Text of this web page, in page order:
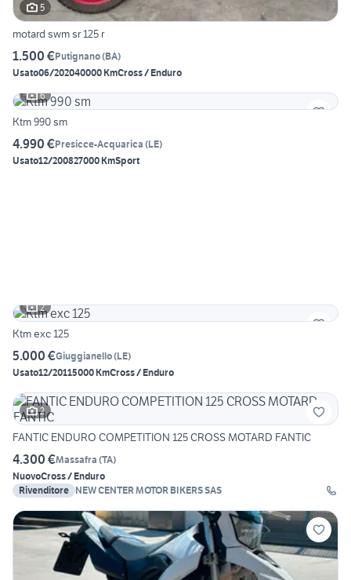
5
motard swm sr 125 r
1.500 €Putignano(BA)
Usato06/202040000 KmCross / Enduro
6
Ktm 990 sm
4.990 €Presicce-Acquarica (LE)
Usato12/200827000 KmSport
2
Ktm exc 125
5.000 €Giuggianello(LE)
Usato12/20115000 KmCross / Enduro
2
FANTIC ENDURO COMPETITION 125 CROSS MOTARD FANTIC
4.300 €Massafra (TA)
NuovoCross / Enduro
Rivenditore NEW CENTER MOTOR BIKERS SAS